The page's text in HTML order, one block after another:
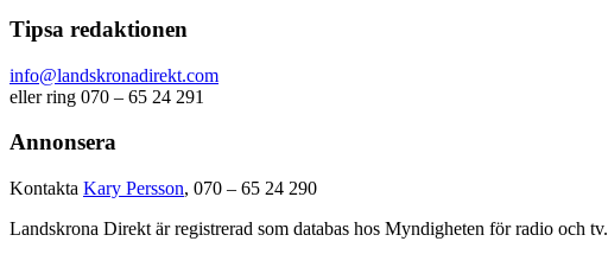
Tipsa redaktionen
info@landskronadirekt.com
eller ring 070 – 65 24 291
Annonsera
Kontakta Kary Persson, 070 – 65 24 290
Landskrona Direkt är registrerad som databas hos Myndigheten för radio och tv.